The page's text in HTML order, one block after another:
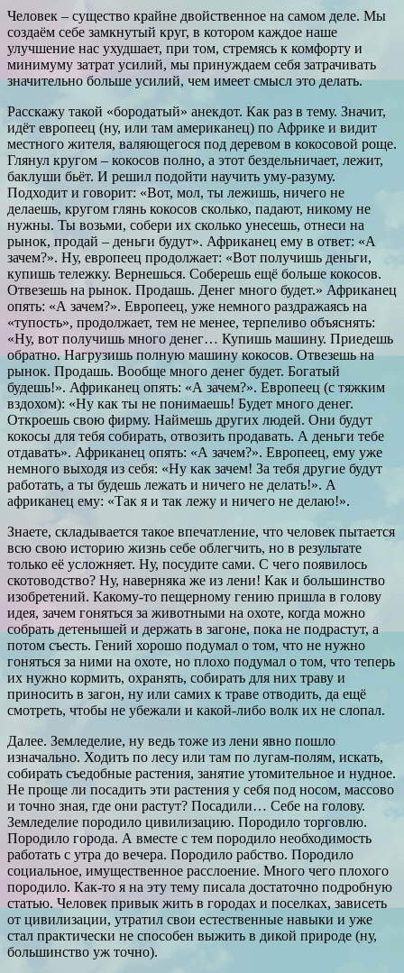
Человек – существо крайне двойственное на самом деле. Мы
создаём себе замкнутый круг, в котором каждое наше
улучшение нас ухудшает, при том, стремясь к комфорту и
минимуму затрат усилий, мы принуждаем себя затрачивать
значительно больше усилий, чем имеет смысл это делать.
Расскажу такой «бородатый» анекдот. Как раз в тему. Значит,
идёт европеец (ну, или там американец) по Африке и видит
местного жителя, валяющегося под деревом в кокосовой роще.
Глянул кругом – кокосов полно, а этот бездельничает, лежит,
баклуши бьёт. И решил подойти научить уму-разуму.
Подходит и говорит: «Вот, мол, ты лежишь, ничего не
делаешь, кругом глянь кокосов сколько, падают, никому не
нужны. Ты возьми, собери их сколько унесешь, отнеси на
рынок, продай – деньги будут». Африканец ему в ответ: «А
зачем?». Ну, европеец продолжает: «Вот получишь деньги,
купишь тележку. Вернешься. Соберешь ещё больше кокосов.
Отвезешь на рынок. Продашь. Денег много будет.» Африканец
опять: «А зачем?». Европеец, уже немного раздражаясь на
«тупость», продолжает, тем не менее, терпеливо объяснять:
«Ну, вот получишь много денег… Купишь машину. Приедешь
обратно. Нагрузишь полную машину кокосов. Отвезешь на
рынок. Продашь. Вообще много денег будет. Богатый
будешь!». Африканец опять: «А зачем?». Европеец (с тяжким
вздохом): «Ну как ты не понимаешь! Будет много денег.
Откроешь свою фирму. Наймешь других людей. Они будут
кокосы для тебя собирать, отвозить продавать. А деньги тебе
отдавать». Африканец опять: «А зачем?». Европеец, ему уже
немного выходя из себя: «Ну как зачем! За тебя другие будут
работать, а ты будешь лежать и ничего не делать!». А
африканец ему: «Так я и так лежу и ничего не делаю!».
Знаете, складывается такое впечатление, что человек пытается
всю свою историю жизнь себе облегчить, но в результате
только её усложняет. Ну, посудите сами. С чего появилось
скотоводство? Ну, наверняка же из лени! Как и большинство
изобретений. Какому-то пещерному гению пришла в голову
идея, зачем гоняться за животными на охоте, когда можно
собрать детенышей и держать в загоне, пока не подрастут, а
потом съесть. Гений хорошо подумал о том, что не нужно
гоняться за ними на охоте, но плохо подумал о том, что теперь
их нужно кормить, охранять, собирать для них траву и
приносить в загон, ну или самих к траве отводить, да ещё
смотреть, чтобы не убежали и какой-либо волк их не слопал.
Далее. Земледелие, ну ведь тоже из лени явно пошло
изначально. Ходить по лесу или там по лугам-полям, искать,
собирать съедобные растения, занятие утомительное и нудное.
Не проще ли посадить эти растения у себя под носом, массово
и точно зная, где они растут? Посадили… Себе на голову.
Земледелие породило цивилизацию. Породило торговлю.
Породило города. А вместе с тем породило необходимость
работать с утра до вечера. Породило рабство. Породило
социальное, имущественное расслоение. Много чего плохого
породило. Как-то я на эту тему писала достаточно подробную
статью. Человек привык жить в городах и поселках, зависеть
от цивилизации, утратил свои естественные навыки и уже
стал практически не способен выжить в дикой природе (ну,
большинство уж точно).